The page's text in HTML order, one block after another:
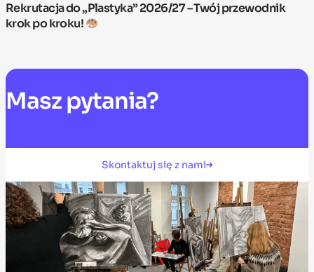
Rekrutacja do „Plastyka” 2026/27 – Twój przewodnik
krok po kroku!
Masz pytania?
Skontaktuj się z nami